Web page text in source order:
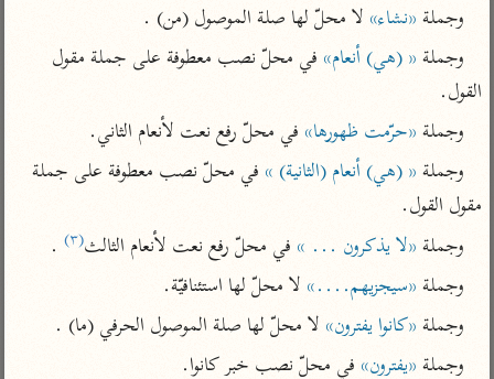
اشترك لتصلك أخبار مشاريعنا
• تليجرام •
كنوز •تعليمات• عن الباحث القرآني
وجملة «نشاء» لا محلّ لها صلة الموصول (من) .
وجملة « (هي) أنعام»
القول.
وجملة «حرّمت ظهورها» في محلّ رفع نعت لأنعام الثاني.
وجملة « (هي) أنعام (الثانية) »
مقول القول.
وجملة «لا يذكرون ... » في محلّ رفع نعت لأنعام الثالث(٣)
.
وجملة «سيجزيهم....» لا محلّ لها استئنافيّة.
وجملة «كانوا يفترون» لا محلّ لها صلة الموصول الحرفي (ما) .
وجملة «يفترون» في محلّ نصب خبر كانوا.